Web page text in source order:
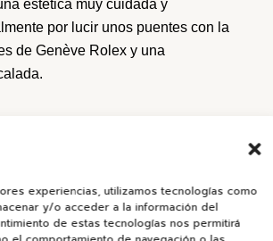
experiencias, utilizamos tecnologías como
y/o acceder a la información del
de estas tecnologías nos permitirá
estética muy cuidada y
por lucir unos puentes con la
de Genève Rolex y una